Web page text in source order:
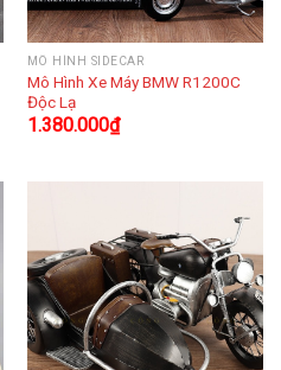
MÔ HÌNH SIDECAR
Mô Hình Xe Máy BMW R1200C
Độc Lạ
1.380.000₫